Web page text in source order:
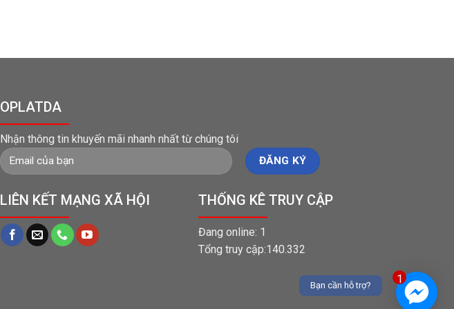
OPLATDA
Nhận thông tin khuyến mãi nhanh nhất từ chúng tôi
LIÊN KẾT MẠNG XÃ HỘI THỐNG KÊ TRUY CẬP
Đang online: 1
Tổng truy cập:140.332
1
Bạn cần hỗ trợ?